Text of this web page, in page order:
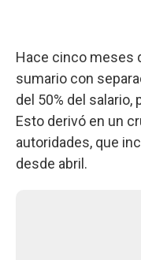
Hace cinco meses
sumario con
del 50% del
Esto derivó en un
autoridades, que
desde abril.